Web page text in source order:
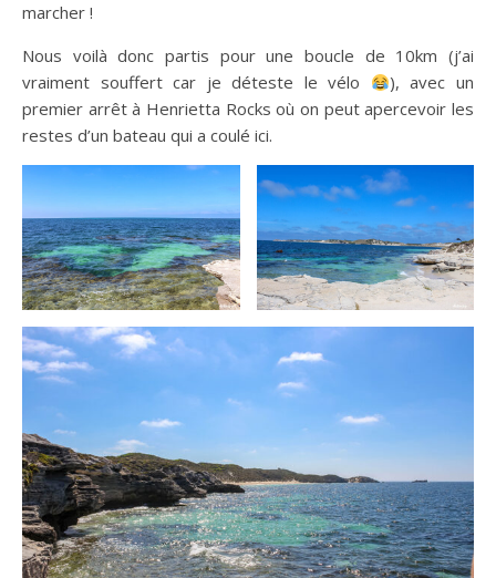
marcher !
Nous voilà donc partis pour une boucle de 10km (j’ai
vraiment souffert car je déteste le vélo
), avec un
premier arrêt à Henrietta Rocks où on peut apercevoir les
restes d’un bateau qui a coulé ici.